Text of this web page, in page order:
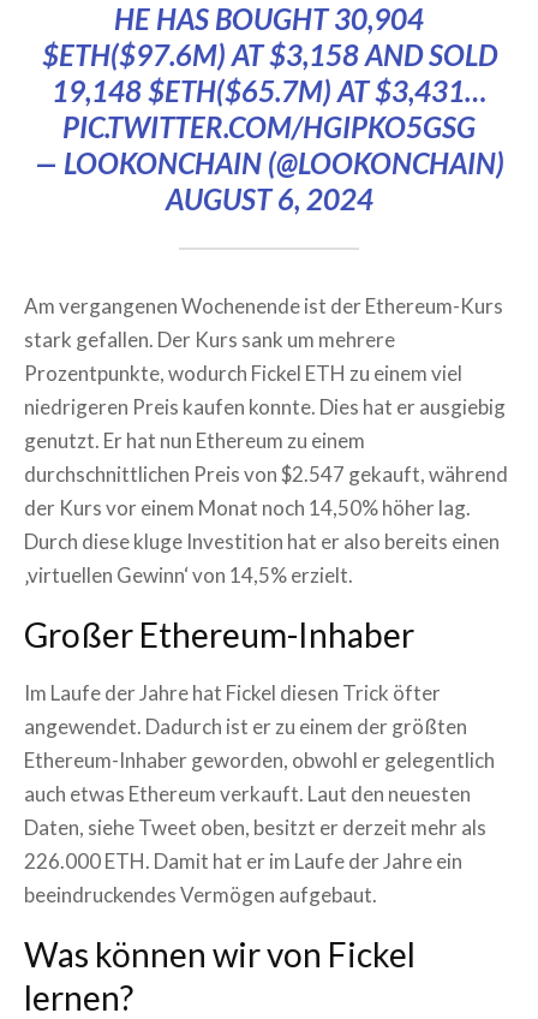
HE HAS BOUGHT 30,904
$ETH($97.6M) AT $3,158 AND SOLD
19,148$ETH($65.7M) AT $3,431…
PIC.TWITTER.COM/HGIPKO5GSG
— LOOKONCHAIN (@LOOKONCHAIN)
AUGUST 6, 2024
Am vergangenen Wochenende ist der Ethereum-Kurs
stark gefallen. Der Kurs sank um mehrere
Prozentpunkte, wodurch Fickel ETH zu einem viel
niedrigeren Preis kaufen konnte. Dies hat er ausgiebig
genutzt. Er hat nun Ethereum zu einem
durchschnittlichen Preis von $2.547 gekauft, während
der Kurs vor einem Monat noch 14,50% höher lag.
Durch diese kluge Investition hat er also bereits einen
‚virtuellen Gewinn‘ von 14,5% erzielt.
Großer Ethereum-Inhaber
Im Laufe der Jahre hat Fickel diesen Trick öfter
angewendet. Dadurch ist er zu einem der größten
Ethereum-Inhaber geworden, obwohl er gelegentlich
auch etwas Ethereum verkauft. Laut den neuesten
Daten, siehe Tweet oben, besitzt er derzeit mehr als
226.000 ETH. Damit hat er im Laufe der Jahre ein
beeindruckendes Vermögen aufgebaut.
Was können wir von Fickel
lernen?